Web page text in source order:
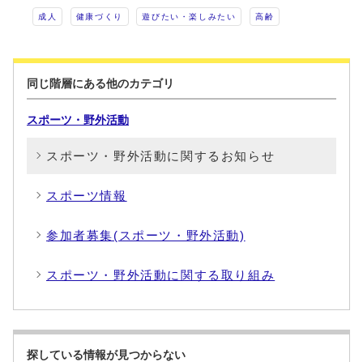
成人 健康づくり 遊びたい・楽しみたい 高齢
同じ階層にある他のカテゴリ
スポーツ・野外活動
スポーツ・野外活動に関するお知らせ
スポーツ情報
参加者募集(スポーツ・野外活動)
スポーツ・野外活動に関する取り組み
探している情報が見つからない